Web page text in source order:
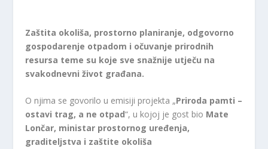
Zaštita okoliša, prostorno planiranje, odgovorno
gospodarenje otpadom i očuvanje prirodnih
resursa teme su koje sve snažnije utječu na
svakodnevni život građana.
O njima se govorilo u emisiji projekta „Priroda pamti –
ostavi trag, a ne otpad“, u kojoj je gost bio Mate
Lončar, ministar prostornog uređenja,
graditeljstva i zaštite okoliša